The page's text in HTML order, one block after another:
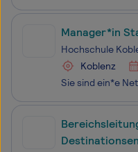
Manager*in
Hochschule
Koblenz